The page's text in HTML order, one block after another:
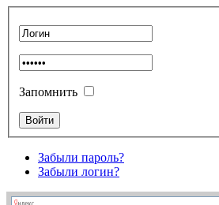
Запомнить
Забыли пароль?
Забыли логин?